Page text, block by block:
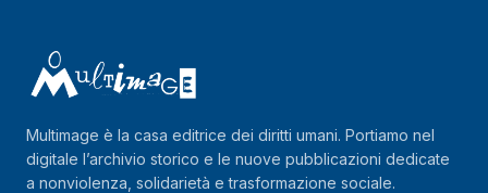
Multimage è la casa editrice dei diritti umani. Portiamo nel
digitale l’archivio storico e le nuove pubblicazioni dedicate
a nonviolenza, solidarietà e trasformazione sociale.